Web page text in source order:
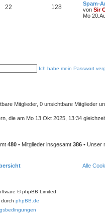
22 128
Spam-
von Sir
Mo
Ich habe mein Passwort
Mitglieder, 0 unsichtbare Mitglieder
die am Mo 13.Okt 2025, 13:34
480 • Mitglieder insgesamt 386 • Unser
Alle
© phpBB Limited
phpBB.de